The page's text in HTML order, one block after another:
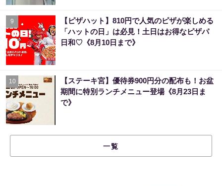
9
【ピザハット】810円で人気のピザが楽しめる
「ハットの日」は必見！土日はお得なピザパ
日和♡《8月10日まで》
10
【ステーキ宮】優待券900円分の配布も！お盆
期間に特別ランチメニュー登場《8月23日ま
で》
一覧